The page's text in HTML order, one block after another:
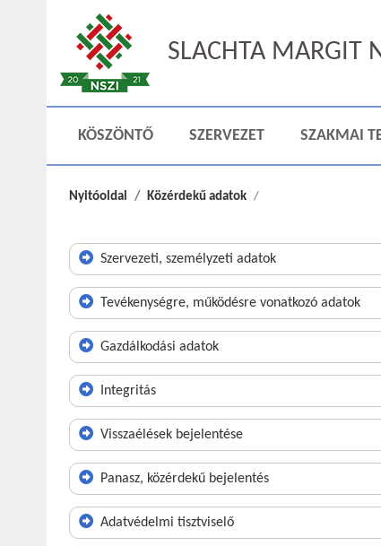
SLACHTA MARGIT
KÖSZÖNTŐ SZERVEZET SZAKMAI
Nyitóoldal Közérdekű adatok
Szervezeti, személyzeti adatok
Tevékenységre, működésre vonatkozó adatok
Gazdálkodási adatok
Integritás
Visszaélések bejelentése
Panasz, közérdekű bejelentés
Adatvédelmi tisztviselő